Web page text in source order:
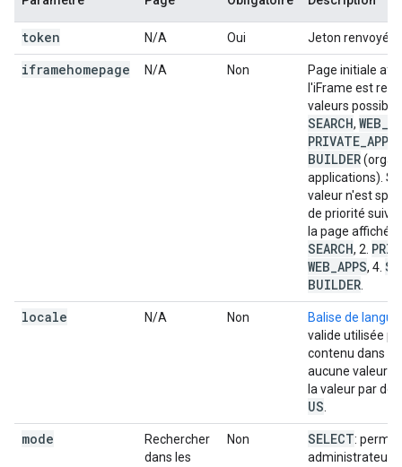
token N/A Oui Jeton renvoyé à
iframehomepage N/A Non
Page initiale
l'iFrame est
valeurs
SEARCH, WEB
PRIVATE APPS
BUILDER
applications). Si
valeur n'est
de priorité
la page
SEARCH, 2.
WEB APPS, 4.
BUILDER.
locale N/A Non
Balise de
valide utilisée
contenu dans
aucune valeur
la valeur par
US.
mode
Rechercher
dans les
Non SELECT:
administrateurs